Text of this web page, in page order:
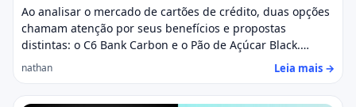
Ao analisar o mercado de cartões de crédito, duas opções
chamam atenção por seus benefícios e propostas
distintas: o C6 Bank Carbon e o Pão de Açúcar Black.…
nathan Leia mais →